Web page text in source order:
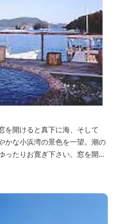
を開けると真下に海、そして
かな小浜湾の景色を一望。潮の
ったりお寛ぎ下さい。窓を開け
釣りができる「座敷釣り」は当
付要予約） 海水温泉露天風呂
り食べ放題プランもあるのでお